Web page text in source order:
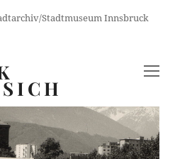
Stadtmuseum Innsbruck